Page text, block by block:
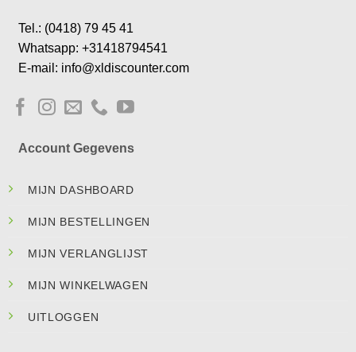
Tel.: (0418) 79 45 41
Whatsapp: +31418794541
E-mail: info@xldiscounter.com
Account Gegevens
MIJN DASHBOARD
MIJN BESTELLINGEN
MIJN VERLANGLIJST
MIJN WINKELWAGEN
UITLOGGEN